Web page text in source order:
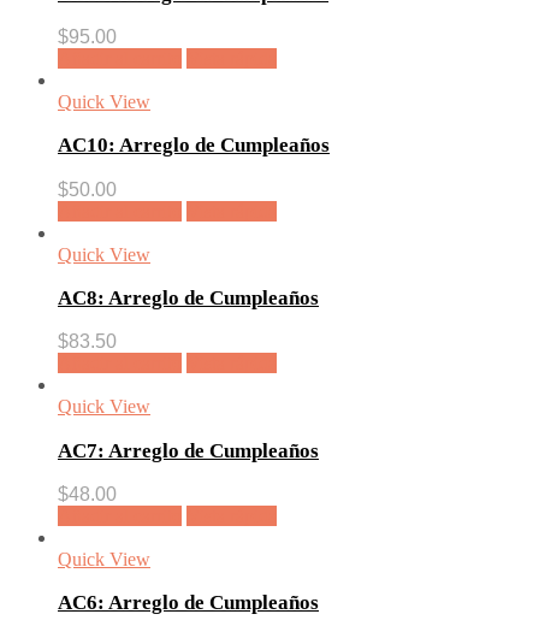
$95.00
Quick View
AC10: Arreglo de Cumpleaños
$50.00
Quick View
AC8: Arreglo de Cumpleaños
$83.50
Quick View
AC7: Arreglo de Cumpleaños
$48.00
Quick View
AC6: Arreglo de Cumpleaños